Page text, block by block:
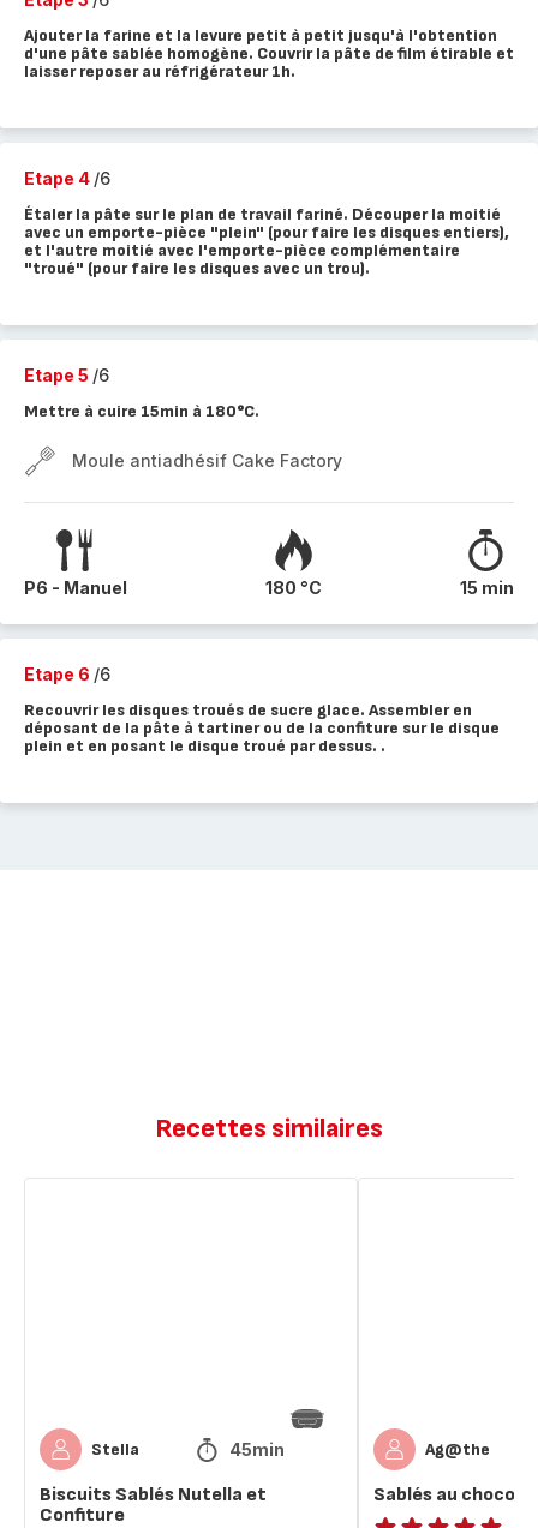
Ajouter la farine et la levure petit à petit jusqu'à l'obtention
d'une pâte sablée homogène. Couvrir la pâte de film étirable et
laisser reposer au réfrigérateur 1h.
Etape 4 /6
Étaler la pâte sur le plan de travail fariné. Découper la moitié
avec un emporte-pièce "plein" (pour faire les disques entiers),
et l'autre moitié avec l'emporte-pièce complémentaire
"troué" (pour faire les disques avec un trou).
Etape 5 /6
Mettre à cuire 15min à 180°C.
Moule antiadhésif Cake Factory
P6 - Manuel 180 °C 15 min
Etape 6 /6
Recouvrir les disques troués de sucre glace. Assembler en
déposant de la pâte à tartiner ou de la confiture sur le disque
plein et en posant le disque troué par dessus. .
Recettes similaires
Stella 45min
Biscuits Sablés Nutella et
Confiture
Ag@the
Sablés au